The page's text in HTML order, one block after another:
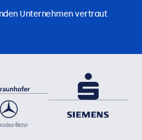
Unternehmen vertraut